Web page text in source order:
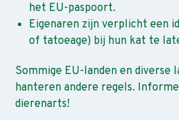
het EU-paspoort.
Eigenaren zijn verplicht een
of tatoeage) bij hun kat te
Sommige EU-landen en diverse
hanteren andere regels.
dierenarts!